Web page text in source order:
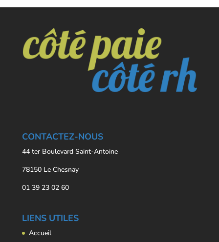
CONTACTEZ-NOUS
44 ter Boulevard Saint-Antoine
78150 Le Chesnay
01 39 23 02 60
LIENS UTILES
Accueil